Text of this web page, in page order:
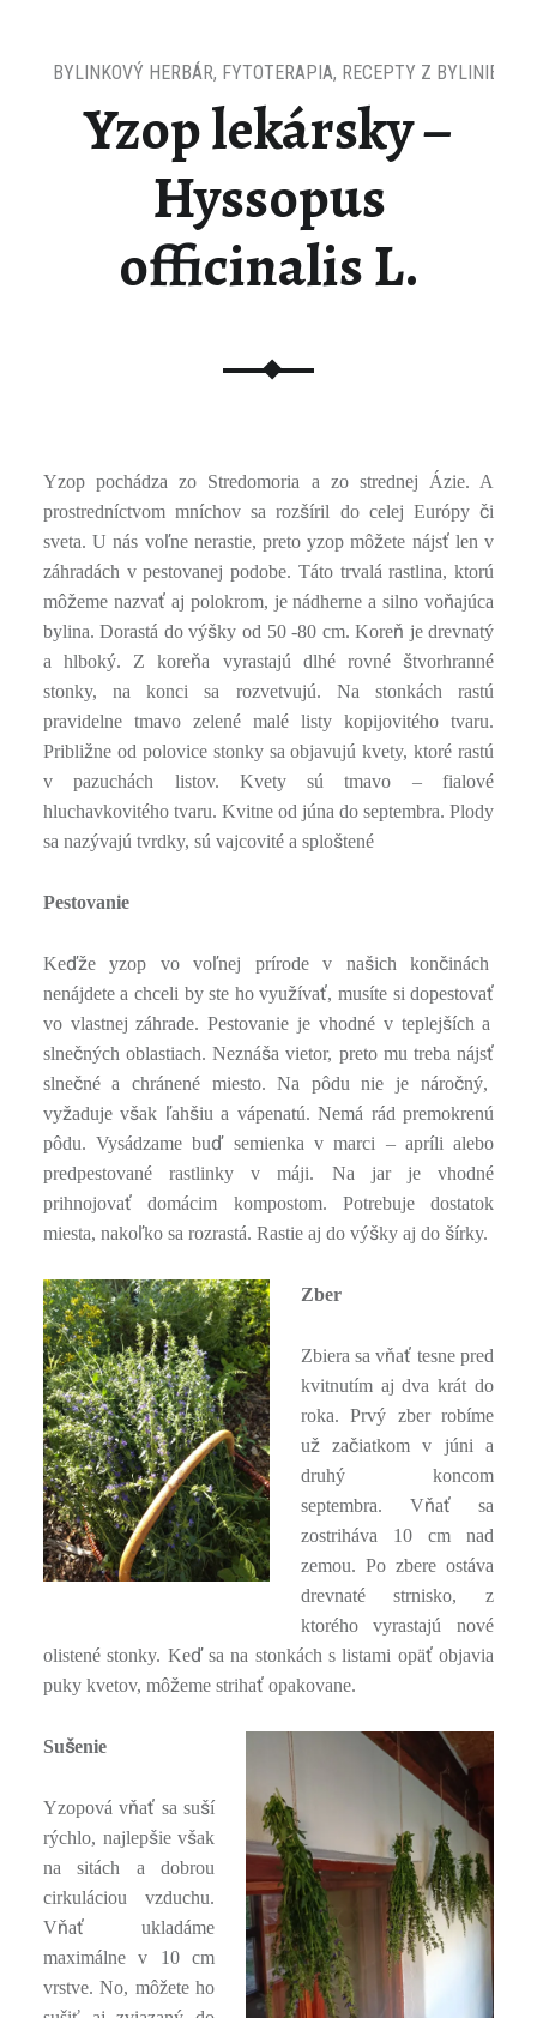
Yzop lekársky –
Hyssopus
officinalis L.
BYLINKOVÝ HERBÁR, FYTOTERAPIA, RECEPTY Z BYLINIEK
Yzop pochádza zo Stredomoria a zo strednej Ázie. A
prostredníctvom mníchov sa rozšíril do celej Európyči
sveta. U nás voľne nerastie, preto yzop môžete nájsťlen v
záhradách v pestovanej podobe. Táto trvalá rastlina, ktorú
môžeme nazvaťaj polokrom, je nádherne a silno voňajúca
bylina. Dorastá do výšky od 50 -80 cm. Koreň je drevnatý
a hlboký. Z koreňa vyrastajú dlhé rovné štvorhranné
stonky, na konci sa rozvetvujú. Na stonkách rastú
pravidelne tmavo zelené malé listy kopijovitého tvaru.
Približne od polovice stonky sa objavujú kvety, ktoré rastú
v pazuchách listov. Kvety sú tmavo – fialové
hluchavkovitého tvaru. Kvitne od júna do septembra. Plody
sa nazývajú tvrdky, sú vajcovité a sploštené
Pestovanie
Keďže yzop vo voľnej prírode v našich končinách
nenájdete a chceli by ste ho využívať, musíte si dopestovať
vo vlastnej záhrade. Pestovanie je vhodné v teplejších a
slnečných oblastiach. Neznáša vietor, preto mu treba nájsť
slnečné a chránené miesto. Na pôdu nie je náročný,
vyžaduje však ľahšiu a vápenatú. Nemá rád premokrenú
pôdu. Vysádzame buďsemienka v marci – apríli alebo
predpestované rastlinky v máji. Na jar je vhodné
prihnojovaťdomácim kompostom. Potrebuje dostatok
miesta, nakoľko sa rozrastá. Rastie aj do výšky aj do šírky.
Zber
Zbiera sa vňať tesne pred
kvitnutím aj dva krát do
roka. Prvý zber robíme
už začiatkom v júni a
druhý koncom
septembra. Vňaťsa
zostriháva 10 cm nad
zemou. Po zbere ostáva
drevnaté strnisko, z
ktorého vyrastajú nové
olistené stonky. Keďsa na stonkách s listami opäťobjavia
puky kvetov, môžeme strihaťopakovane.
Sušenie
Yzopová vňať sa suší
rýchlo, najlepšie však
na sitách a dobrou
cirkuláciou vzduchu.
Vňaťukladáme
maximálne v 10 cm
vrstve. No, môžete ho